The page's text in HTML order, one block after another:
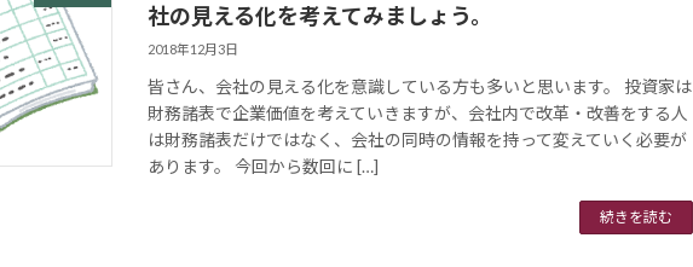
社の見える化を考えてみましょう。
2018年12月3日
皆さん、会社の見える化を意識している方も多いと思います。 投資家は
財務諸表で企業価値を考えていきますが、会社内で改革・改善をする人
は財務諸表だけではなく、会社の同時の情報を持って変えていく必要が
あります。 今回から数回に […]
続きを読む